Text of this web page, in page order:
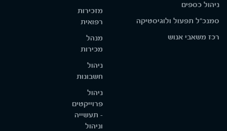
ניהול כספים
סמנכ"ל תפעול ולוגיסטיקה
רכז משאבי אנוש
מזכירות
רפואית
מנהל
מכירות
ניהול
חשבונות
ניהול
פרוייקטים
- תעשייה
וניהול